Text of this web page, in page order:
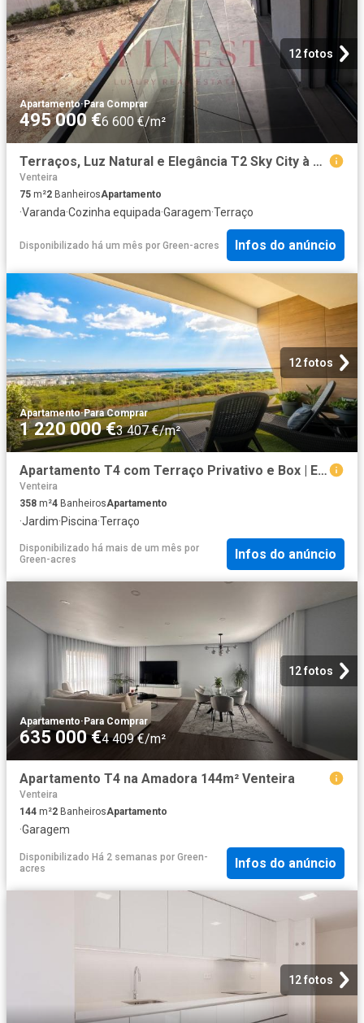
12 fotos
Apartamento·Para Comprar
495 000 €6 600 €/m²
Terraços, Luz Natural e Elegância T2 Sky City à Sua Espera! 75m² Venteira
Venteira
75 m²2 BanheirosApartamento
·Varanda·Cozinha equipada·Garagem·Terraço
Disponibilizado há um mês por Green-acres Infos do anúncio
12 fotos
Apartamento·Para Comprar
1 220 000 €3 407 €/m²
Apartamento T4 com Terraço Privativo e Box | Empreendimento. 358m² Venteira
Venteira
358 m²4 BanheirosApartamento
·Jardim·Piscina·Terraço
Disponibilizado há mais de um mês por
Green-acres
Infos do anúncio
12 fotos
Apartamento· Para Comprar
635 000 €4 409 €/m²
Apartamento T4 na Amadora 144m² Venteira
Venteira
144 m²2 BanheirosApartamento
·Garagem
Disponibilizado Há 2 semanas por Green-
acres
Infos do anúncio
12 fotos